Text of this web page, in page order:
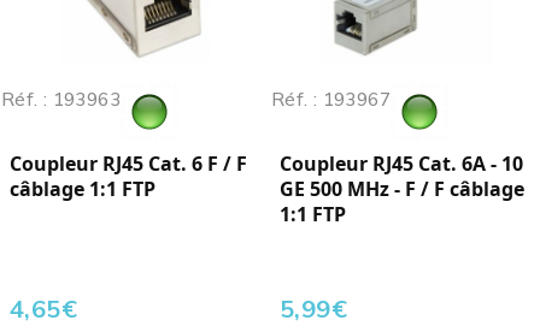
Réf. : 193963
Coupleur RJ45 Cat. 6 F / F
câblage 1:1 FTP
4,65€
Réf. : 193967
Coupleur RJ45 Cat. 6A - 10
GE 500 MHz - F / F câblage
1:1 FTP
5,99€